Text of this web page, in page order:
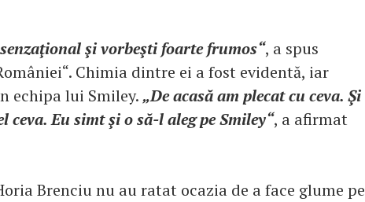
şi vorbeşti foarte frumos“, a spus
Chimia dintre ei a fost evidentă, iar
echipa lui Smiley.„De acasă am plecat cu ceva. Şi
Eu simt şi o să-l aleg pe Smiley“, a afirmat
Brenciu nu au ratat ocazia de a face glume pe